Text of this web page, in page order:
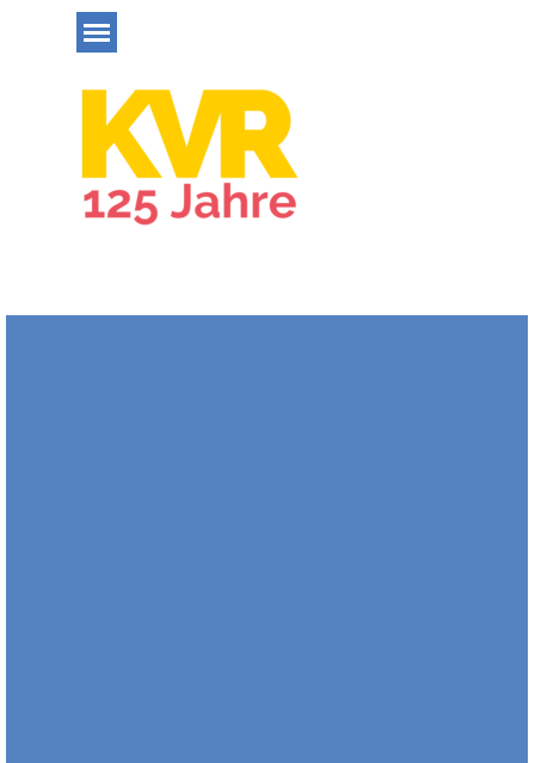
Direkt zum Seiteninhalt